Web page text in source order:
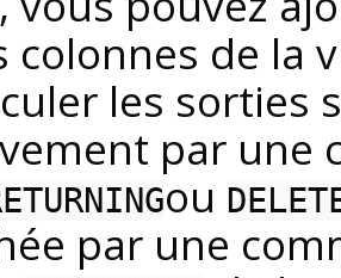
colonnes de la
les sorties
par une
ou
par une